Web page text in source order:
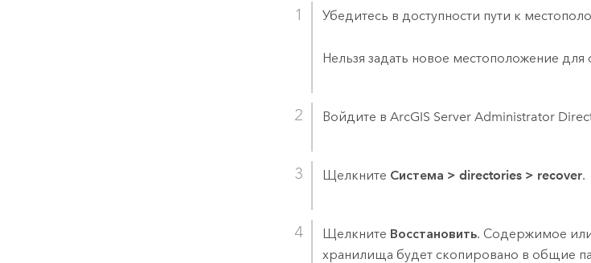
Убедитесь в доступности пути к
Нельзя задать новое местоположение
Войдите в ArcGIS Server Administrator
Щелкните Система > directories > recover.
Щелкните Восстановить. Содержимое или
хранилища будет скопировано в общие